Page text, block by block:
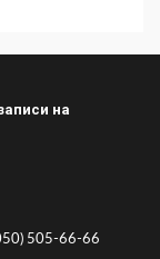
на
505-66-66